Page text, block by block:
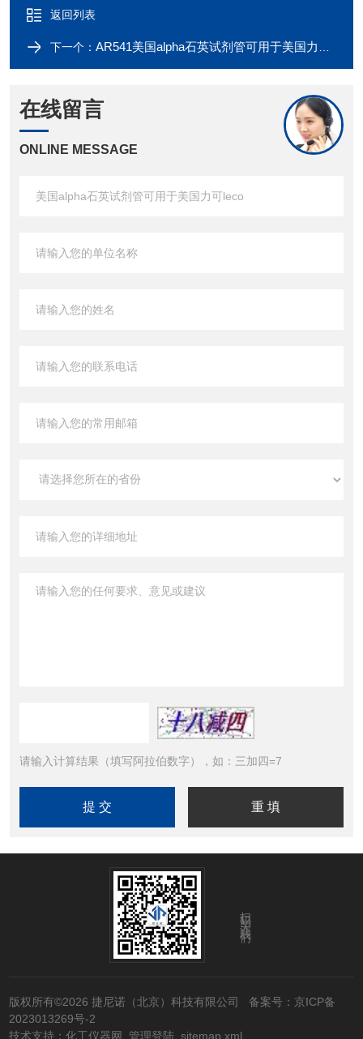
返回列表
下一个： AR541美国alpha石英试剂管可用于美国力可leco
在线留言
ONLINE MESSAGE
请输入计算结果（填写阿拉伯数字），如：三加四=7
扫码关注我们
版权所有©2026 捷尼诺（北京）科技有限公司 备案号：京ICP备
2023013269号-2
技术支持：化工仪器网 管理登陆 sitemap.xml